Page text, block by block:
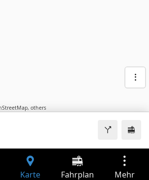
, others
Karte Fahrplan Mehr